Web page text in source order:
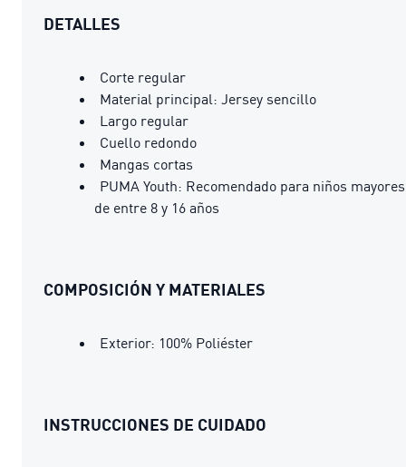
DETALLES
Corte regular
Material principal: Jersey sencillo
Largo regular
Cuello redondo
Mangas cortas
PUMA Youth: Recomendado para niños mayores
de entre 8 y 16 años
COMPOSICIÓN Y MATERIALES
Exterior: 100% Poliéster
INSTRUCCIONES DE CUIDADO